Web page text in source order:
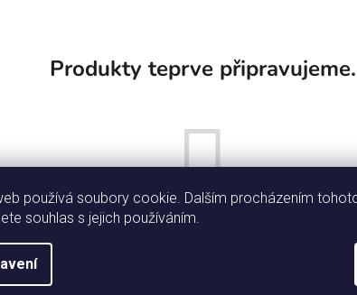
používá soubory cookie. Dalším procházením
souhlas s jejich používáním.
Produkty teprve připravujeme.
Můžete se ale podívat na ostatní